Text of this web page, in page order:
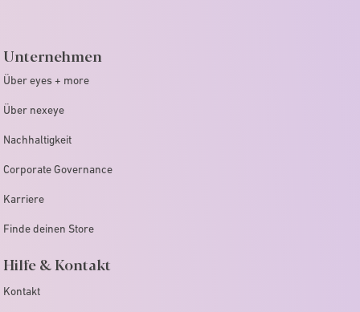
Unternehmen
Über eyes + more
Über nexeye
Nachhaltigkeit
Corporate Governance
Karriere
Finde deinen Store
Hilfe & Kontakt
Kontakt